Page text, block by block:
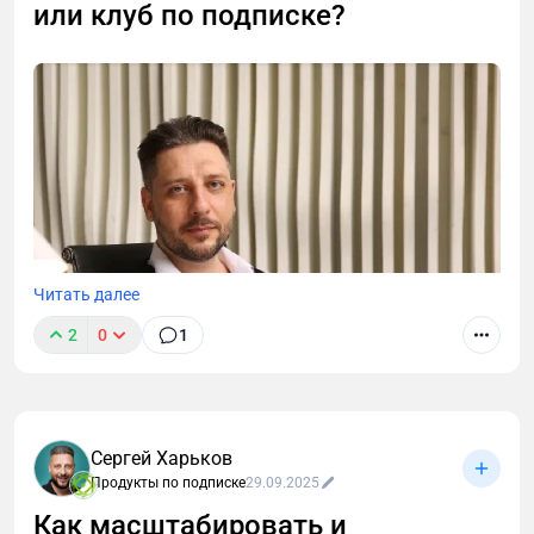
участников.
или клуб по подписке?
Как монетизировать своих подписчиков в
Читать далее
2 0 1
Сергей Харьков
Продукты по подписке29.09.2025
Как масштабировать и